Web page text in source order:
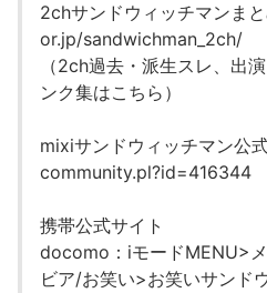
2chサンドウィッチマンま
or.jp/sandwichman_2ch/
（2ch過去・派生スレ、出
ンク集はこちら）
mixiサンドウィッチマン公
community.pl?id=416344
携帯公式サイト
docomo：iモードMENU>
ビア/お笑い>お笑いサンド